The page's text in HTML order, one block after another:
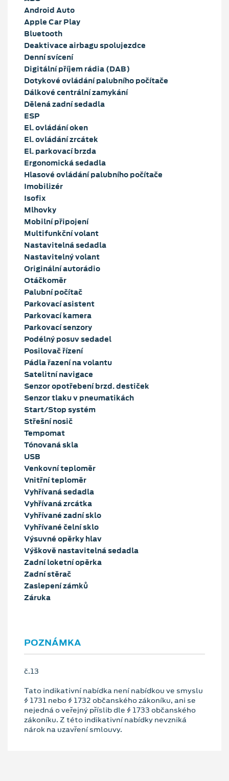
Android Auto
Apple Car Play
Bluetooth
Deaktivace airbagu spolujezdce
Denní svícení
Digitální příjem rádia (DAB)
Dotykové ovládání palubního počítače
Dálkové centrální zamykání
Dělená zadní sedadla
ESP
El. ovládání oken
El. ovládání zrcátek
El. parkovací brzda
Ergonomická sedadla
Hlasové ovládání palubního počítače
Imobilizér
Isofix
Mlhovky
Mobilní připojení
Multifunkční volant
Nastavitelná sedadla
Nastavitelný volant
Originální autorádio
Otáčkoměr
Palubní počítač
Parkovací asistent
Parkovací kamera
Parkovací senzory
Podélný posuv sedadel
Posilovač řízení
Pádla řazení na volantu
Satelitní navigace
Senzor opotřebení brzd. destiček
Senzor tlaku v pneumatikách
Start/Stop systém
Střešní nosič
Tempomat
Tónovaná skla
USB
Venkovní teploměr
Vnitřní teploměr
Vyhřívaná sedadla
Vyhřívaná zrcátka
Vyhřívané zadní sklo
Vyhřívané čelní sklo
Výsuvné opěrky hlav
Výškově nastavitelná sedadla
Zadní loketní opěrka
Zadní stěrač
Zaslepení zámků
Záruka
POZNÁMKA
č.13
Tato indikativní nabídka není nabídkou ve smyslu
§ 1731 nebo § 1732 občanského zákoníku, ani se
nejedná o veřejný příslib dle § 1733 občanského
zákoníku. Z této indikativní nabídky nevzniká
nárok na uzavření smlouvy.